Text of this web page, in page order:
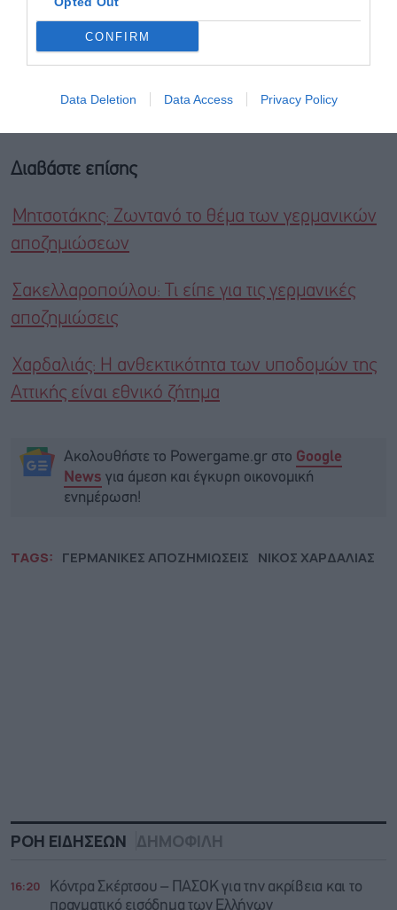
CONFIRM
Data Deletion Data Access Privacy Policy
Διαβάστε επίσης
Μητσοτάκης: Ζωντανό το θέμα των γερμανικών
αποζημιώσεων
Σακελλαροπούλου: Τι είπε για τις γερμανικές
αποζημιώσεις
Χαρδαλιάς: Η ανθεκτικότητα των υποδομών της
Αττικής είναι εθνικό ζήτημα
Ακολουθήστε το Powergame.gr στο Google
News για άμεση και έγκυρη οικονομική
ενημέρωση!
TAGS: ΓΕΡΜΑΝΙΚΕΣ ΑΠΟΖΗΜΙΩΣΕΙΣ ΝΙΚΟΣ ΧΑΡΔΑΛΙΑΣ
ΡΟΗ ΕΙΔΗΣΕΩΝ ΔΗΜΟΦΙΛΗ
16:20
Κόντρα Σκέρτσου – ΠΑΣΟΚ για την ακρίβεια και το
πραγματικό εισόδημα των Ελλήνων